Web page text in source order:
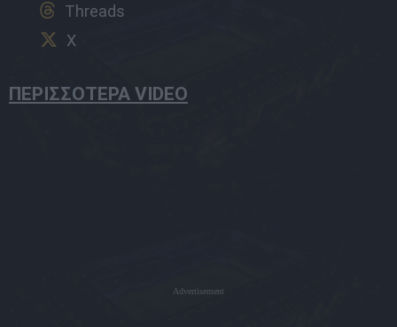
Threads
X
ΠΕΡΙΣΣΟΤΕΡΑ VIDEO
Advertisement